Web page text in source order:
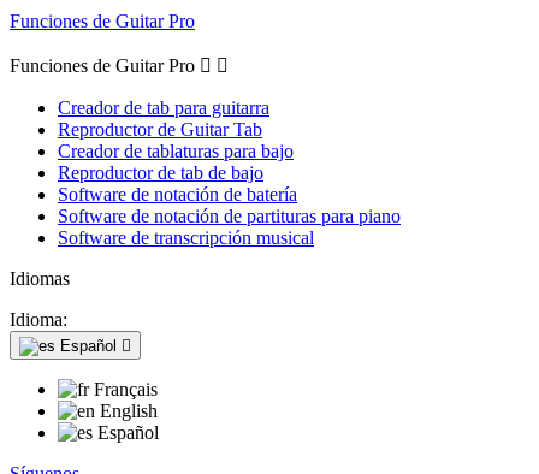
Funciones de Guitar Pro
Funciones de Guitar Pro  
Creador de tab para guitarra
Reproductor de Guitar Tab
Creador de tablaturas para bajo
Reproductor de tab de bajo
Software de notación de batería
Software de notación de partituras para piano
Software de transcripción musical
Idiomas
Idioma:
Español 
Français
English
Español